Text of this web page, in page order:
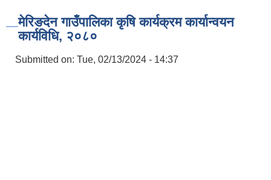
मेरिङदेन गाउँपालिका कृषि कार्यक्रम कार्यान्वयन
कार्यविधि, २०८०
Submitted on: Tue, 02/13/2024 - 14:37